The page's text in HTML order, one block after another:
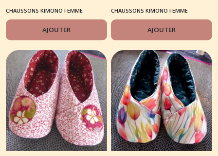
coquelicots" fond noir
CHAUSSONS KIMONO FEMME
AJOUTER
au fond blanc"
CHAUSSONS KIMONO FEMME
AJOUTER